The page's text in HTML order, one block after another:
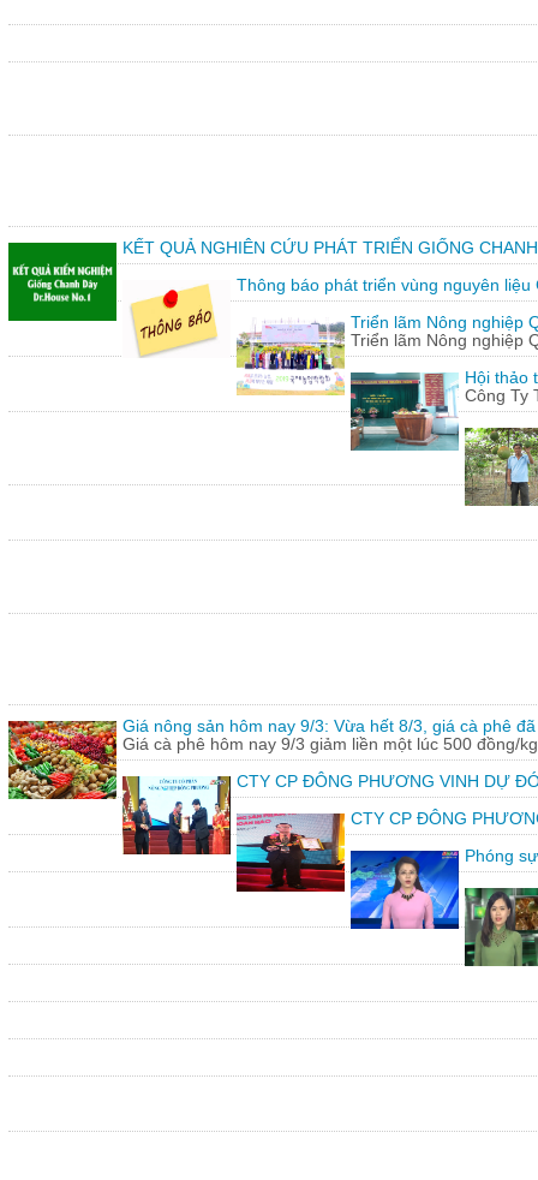
KẾT QUẢ NGHIÊN CỨU PHÁT TRIỂN GIỐNG
Thông báo phát triển vùng nguyên liệu
Triển lãm Nông nghiệp
Triển lãm Nông nghiệp
Hội thảo
Công Ty
Giá nông sản hôm nay 9/3: Vừa hết 8/3, giá cà phê
Giá cà phê hôm nay 9/3 giảm liền một lúc 500 đồng/
CTY CP ĐÔNG PHƯƠNG VINH DỰ
CTY CP ĐÔNG
Phóng